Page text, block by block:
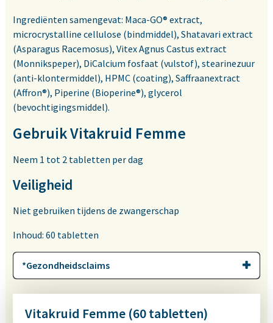
Ingrediënten samengevat: Maca-GO® extract,
microcrystalline cellulose (bindmiddel), Shatavari extract
(Asparagus Racemosus), Vitex Agnus Castus extract
(Monnikspeper), DiCalcium fosfaat (vulstof), stearinezuur
(anti-klontermiddel), HPMC (coating), Saffraanextract
(Affron®), Piperine (Bioperine®), glycerol
(bevochtigingsmiddel).
Gebruik Vitakruid Femme
Neem 1 tot 2 tabletten per dag
Veiligheid
Niet gebruiken tijdens de zwangerschap
Inhoud: 60 tabletten
*Gezondheidsclaims
Vitakruid Femme (60 tabletten)